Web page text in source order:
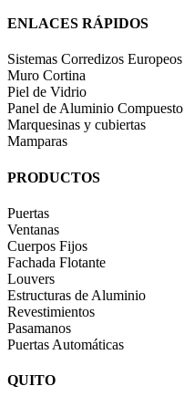
ENLACES RÁPIDOS
Sistemas Corredizos Europeos
Muro Cortina
Piel de Vidrio
Panel de Aluminio Compuesto
Marquesinas y cubiertas
Mamparas
PRODUCTOS
Puertas
Ventanas
Cuerpos Fijos
Fachada Flotante
Louvers
Estructuras de Aluminio
Revestimientos
Pasamanos
Puertas Automáticas
QUITO